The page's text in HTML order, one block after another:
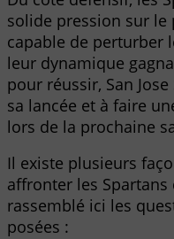
solide pression sur le
capable de perturber
leur dynamique
pour réussir, San
sa lancée et à faire
lors de la prochaine
Il existe plusieurs
affronter les Spartans
rassemblé ici les
posées :